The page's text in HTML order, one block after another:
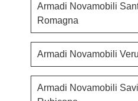
Armadi Novamobili
Romagna
Armadi Novamobili
Armadi Novamobili